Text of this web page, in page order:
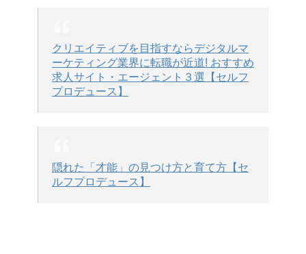
クリエイティブを目指すならデジタルマ
ーケティング業界に転職が近道! おすすめ
求人サイト・エージェント３選【セルフ
プロデュース】
隠れた「才能」の見つけ方と育て方【セ
ルフプロデュース】